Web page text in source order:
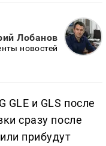
Лобанов
новостей
и GLS после
сразу после
прибудут